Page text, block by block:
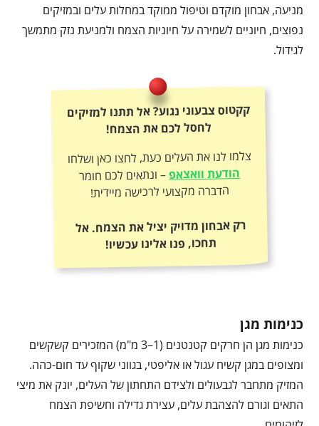
מניעה, אבחון מוקדם וטיפול ממוקד במחלות עלים ובמזיקים
נפוצים, חיוניים לשמירה על חיוניות הצמח ולמניעת נזק מתמשך
לגידול.
קקטוס צבעוני נגוע? אל תתנו למזיקים
לחסל לכם את הצמח!
צלמו לנו את העלים כעת, לחצו כאן ושלחו
הודעת וואצאפ– ונתאים לכם חומר
הדברה מקצועי לרכישה מיידית!
רק אבחון מדויק יציל את הצמח. אל
תחכו, פנו אלינו עכשיו!
כנימות מגן
כנימות מגן הן חרקים קטנטנים (1–3 מ"מ) המזכירים קשקשים
ומצופים במגן קשיח עגול או אליפטי, בגווני שקוף עד חום-כהה.
המזיק מתחבר לגבעולים ולצידם התחתון של העלים, יונק את מיצי
התאים וגורם להצהבת עלים, עצירת גדילה וחשיפת הצמח